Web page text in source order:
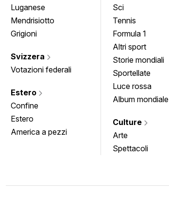
Luganese
Mendrisiotto
Grigioni
Svizzera
Votazioni federali
Estero
Confine
Estero
America a pezzi
Sci
Tennis
Formula 1
Altri sport
Storie mondiali
Sportellate
Luce rossa
Album mondiale
Culture
Arte
Spettacoli